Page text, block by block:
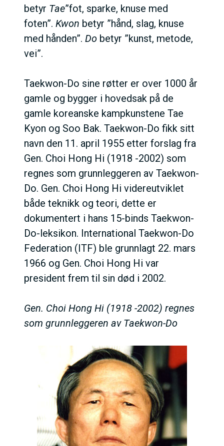
betyr Tae”fot, sparke, knuse med
foten”. Kwon betyr ”hånd, slag, knuse
med hånden”. Do betyr ”kunst, metode,
vei”.
Taekwon-Do sine røtter er over 1000 år
gamle og bygger i hovedsak på de
gamle koreanske kampkunstene Tae
Kyon og Soo Bak. Taekwon-Do fikk sitt
navn den 11. april 1955 etter forslag fra
Gen. Choi Hong Hi (1918 -2002) som
regnes som grunnleggeren av Taekwon-
Do. Gen. Choi Hong Hi videreutviklet
både teknikk og teori, dette er
dokumentert i hans 15-binds Taekwon-
Do-leksikon. International Taekwon-Do
Federation (ITF) ble grunnlagt 22. mars
1966 og Gen. Choi Hong Hi var
president frem til sin død i 2002.
Gen. Choi Hong Hi (1918 -2002) regnes
som grunnleggeren av Taekwon-Do